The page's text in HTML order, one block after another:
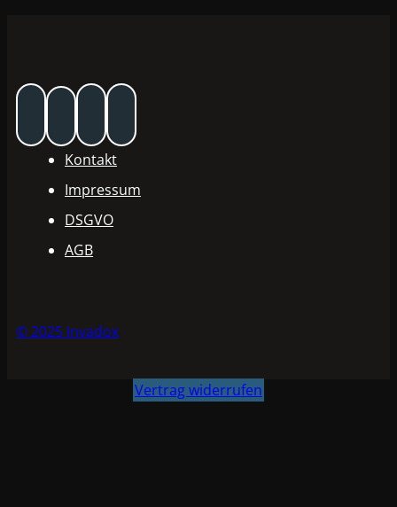
Kontakt
Impressum
DSGVO
AGB
© 2025 Invadox
Vertrag widerrufen